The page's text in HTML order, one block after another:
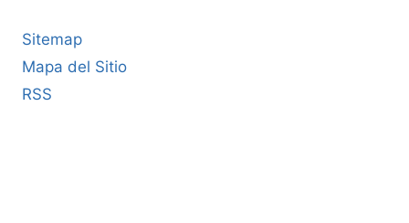
Sitemap
Mapa del Sitio
RSS